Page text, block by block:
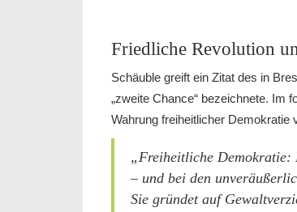
Friedliche Revolution
Schäuble greift ein Zitat des in
„zweite Chance“ bezeichnete. Im
Wahrung freiheitlicher Demokratie
„Freiheitliche Demokratie:
– und bei den
Sie gründet auf